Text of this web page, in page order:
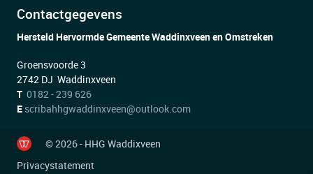
Contactgegevens
Hersteld Hervormde Gemeente Waddinxveen en Omstreken
Groensvoorde 3
2742 DJ Waddinxveen
T 0182 - 239 626
E scribahhgwaddinxveen@outlook.com
© 2026 - HHG Waddixveen
Privacystatement